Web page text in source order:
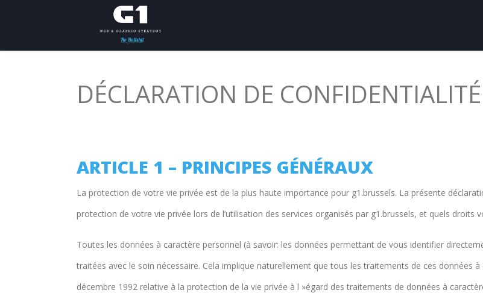
DÉCLARATION DE CONFIDENTIALITÉ
ARTICLE 1 – PRINCIPES GÉNÉRAUX
La protection de votre vie privée est de la plus haute importance pour g1.brussels. La présente
protection de votre vie privée lors de l’utilisation des services organisés par g1.brussels, et quels droits
Toutes les données à caractère personnel (à savoir: les données permettant de vous identifier
traitées avec le soin nécessaire. Cela implique naturellement que tous les traitements de ces données
décembre 1992 relative à la protection de la vie privée à l »égard des traitements de données à